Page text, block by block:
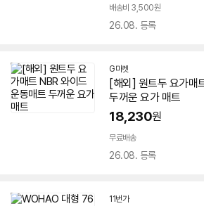
배송비 3,500원
26.08. 등록
G마켓
[해외] 원트두 요가매
두꺼운 요가 매트
18,230원
무료배송
26.08. 등록
11번가